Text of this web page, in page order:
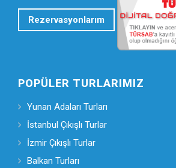
Rezervasyonlarım
POPÜLER TURLARIMIZ
Yunan Adaları Turları
İstanbul Çıkışlı Turlar
İzmir Çıkışlı Turlar
Balkan Turları